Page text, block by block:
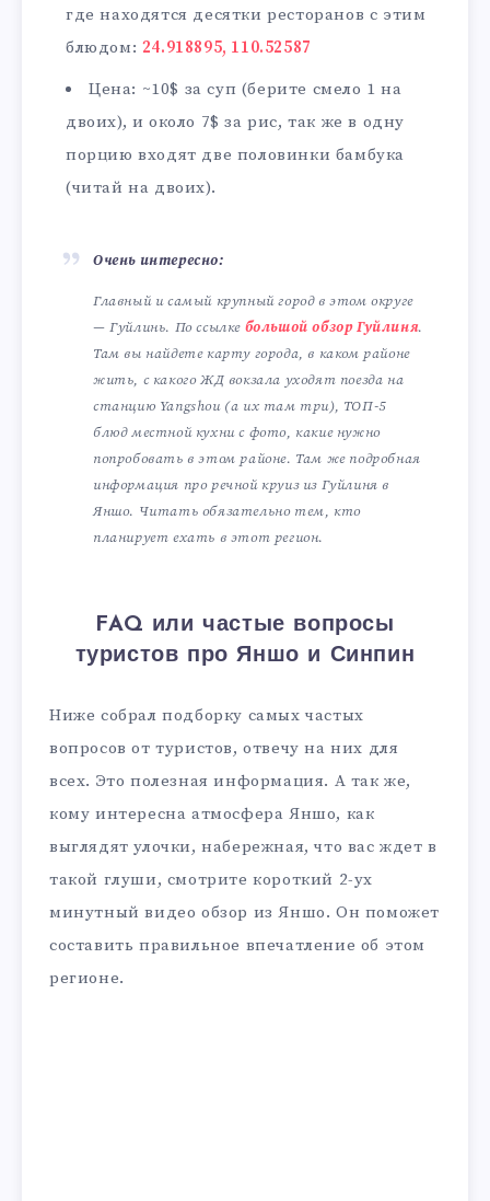
где находятся десятки ресторанов с этим
блюдом: 24.918895, 110.52587
Цена: ~10$ за суп (берите смело 1 на
двоих), и около 7$ за рис, так же в одну
порцию входят две половинки бамбука
(читай на двоих).
Очень интересно:
Главный и самый крупный город в этом округе
— Гуйлинь. По ссылке большой обзор Гуйлиня.
Там вы найдете карту города, в каком районе
жить, с какого ЖД вокзала уходят поезда на
станцию Yangshou (а их там три), ТОП-5
блюд местной кухни с фото, какие нужно
попробовать в этом районе. Там же подробная
информация про речной круиз из Гуйлиня в
Яншо. Читать обязательно тем, кто
планирует ехать в этот регион.
FAQ или частые вопросы
туристов про Яншо и Синпин
Ниже собрал подборку самых частых
вопросов от туристов, отвечу на них для
всех. Это полезная информация. А так же,
кому интересна атмосфера Яншо, как
выглядят улочки, набережная, что вас ждет в
такой глуши, смотрите короткий 2-ух
минутный видео обзор из Яншо. Он поможет
составить правильное впечатление об этом
регионе.